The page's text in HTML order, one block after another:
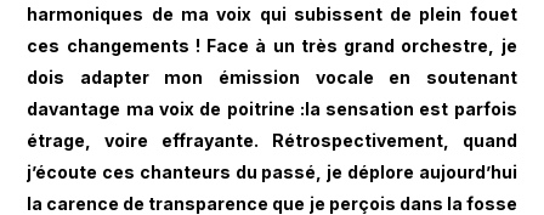
harmoniques de ma voix qui subissent de plein fouet
ces changements ! Face à un très grand orchestre, je
dois adapter mon émission vocale en soutenant
davantage ma voix de poitrine :la sensation est parfois
étrage, voire effrayante. Rétrospectivement, quand
j’écoute ces chanteurs du passé, je déplore aujourd’hui
la carence de transparence que je perçois dans la fosse